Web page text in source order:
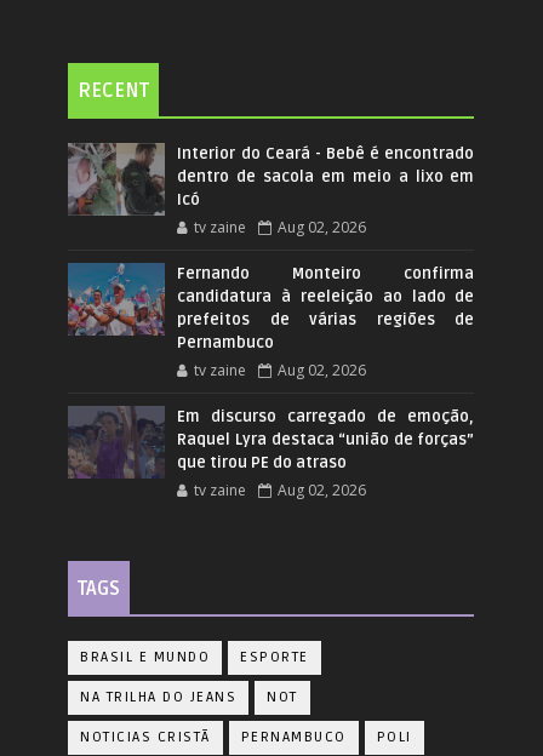
RECENT
Interior do Ceará - Bebê é encontrado
dentro de sacola em meio a lixo em
Icó
tv zaine Aug 02, 2026
Fernando Monteiro confirma
candidatura à reeleição ao lado de
prefeitos de várias regiões de
Pernambuco
tv zaine Aug 02, 2026
Em discurso carregado de emoção,
Raquel Lyra destaca “união de forças”
que tirou PE do atraso
tv zaine Aug 02, 2026
TAGS
BRASIL E MUNDO ESPORTE
NA TRILHA DO JEANS NOT
NOTICIAS CRISTÃ PERNAMBUCO POLI